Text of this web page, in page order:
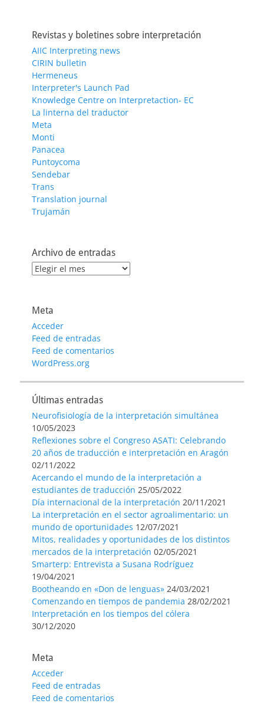
Revistas y boletines sobre interpretación
AIIC Interpreting news
CIRIN bulletin
Hermeneus
Interpreter's Launch Pad
Knowledge Centre on Interpretaction- EC
La linterna del traductor
Meta
Monti
Panacea
Puntoycoma
Sendebar
Trans
Translation journal
Trujamán
Archivo de entradas
Archivo
Meta
Acceder
Feed de entradas
Feed de comentarios
WordPress.org
Últimas entradas
Neurofisiología de la interpretación simultánea
10/05/2023
Reflexiones sobre el Congreso ASATI: Celebrando
20 años de traducción e interpretación en Aragón
02/11/2022
Acercando el mundo de la interpretación a
estudiantes de traducción 25/05/2022
Día internacional de la interpretación 20/11/2021
La interpretación en el sector agroalimentario: un
mundo de oportunidades 12/07/2021
Mitos, realidades y oportunidades de los distintos
mercados de la interpretación 02/05/2021
Smarterp: Entrevista a Susana Rodríguez
19/04/2021
Bootheando en «Don de lenguas» 24/03/2021
Comenzando en tiempos de pandemia 28/02/2021
Interpretación en los tiempos del cólera
30/12/2020
Meta
Acceder
Feed de entradas
Feed de comentarios